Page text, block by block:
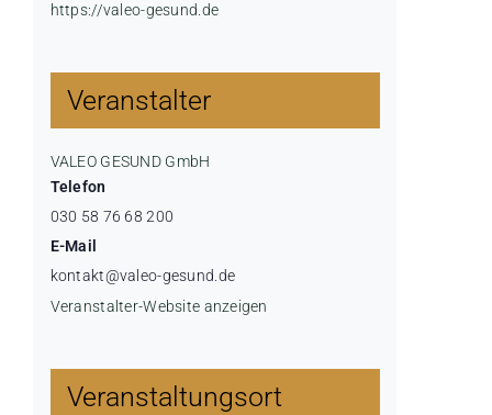
https://valeo-gesund.de
Veranstalter
VALEO GESUND GmbH
Telefon
030 58 76 68 200
E-Mail
kontakt@valeo-gesund.de
Veranstalter-Website anzeigen
Veranstaltungsort